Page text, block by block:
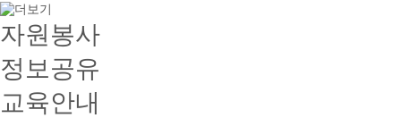
자원봉사
정보공유
교육안내